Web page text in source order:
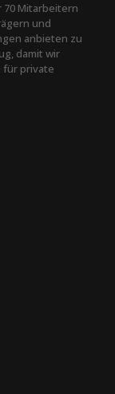
70 Mitarbeitern
und
anbieten zu
damit wir
für private